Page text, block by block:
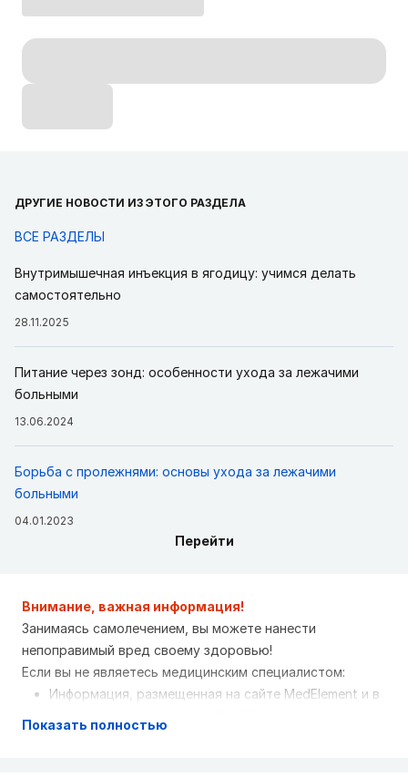
ДРУГИЕ НОВОСТИ ИЗ ЭТОГО РАЗДЕЛА
ВСЕ РАЗДЕЛЫ
Внутримышечная инъекция в ягодицу: учимся делать
самостоятельно
28.11.2025
Питание через зонд: особенности ухода за лежачими
больными
13.06.2024
Борьба с пролежнями: основы ухода за лежачими
больными
04.01.2023
Перейти
Внимание, важная информация!
Занимаясь самолечением, вы можете нанести
непоправимый вред своему здоровью!
Если вы не являетесь медицинским специалистом:
Информация, размещенная на сайте MedElement и в
Показать полностью